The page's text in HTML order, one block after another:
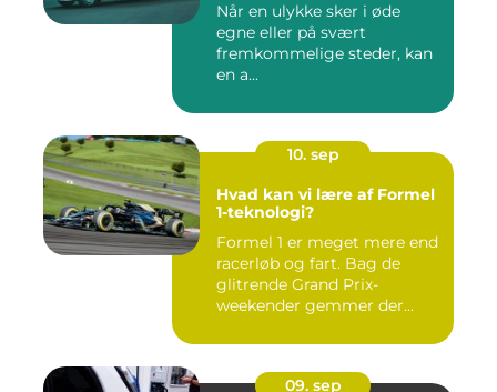
Når en ulykke sker i øde
egne eller på svært
fremkommelige steder, kan
en a...
10. sep
Hvad kan vi lære af Formel
1-teknologi?
Formel 1 er meget mere end
racerløb og fart. Bag de
glitrende Grand Prix-
weekender gemmer der...
09. sep